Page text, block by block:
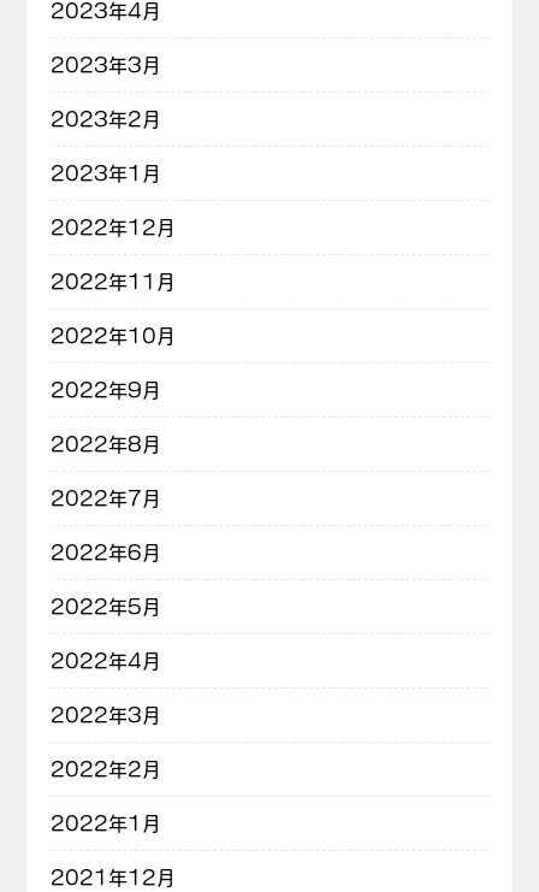
2023年4月
2023年3月
2023年2月
2023年1月
2022年12月
2022年11月
2022年10月
2022年9月
2022年8月
2022年7月
2022年6月
2022年5月
2022年4月
2022年3月
2022年2月
2022年1月
2021年12月